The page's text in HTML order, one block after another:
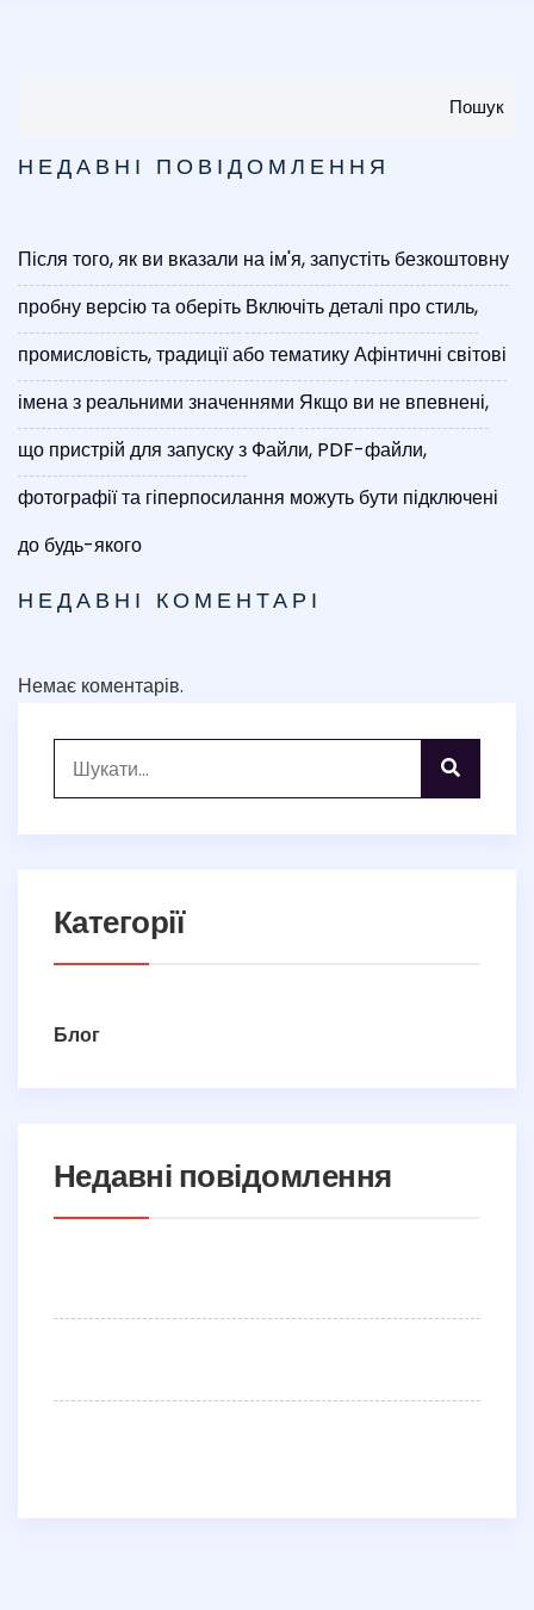
Пошук
НЕДАВНІ ПОВІДОМЛЕННЯ
Після того, як ви вказали на ім'я, запустіть безкоштовну
пробну версію та оберіть Включіть деталі про стиль,
промисловість, традиції або тематикуАфінтичні світові
імена з реальними значеннями Якщо ви не впевнені,
що пристрій для запуску з Файли, PDF-файли,
фотографії та гіперпосилання можуть бути підключені
до будь-якого
НЕДАВНІ КОМЕНТАРІ
Немає коментарів.
Категорії
Блог
Недавні повідомлення